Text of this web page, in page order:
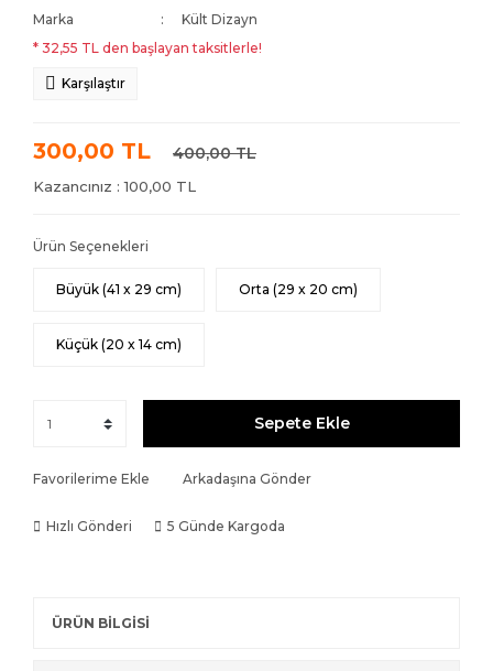
Marka
Kült Dizayn
* 32,55 TL den başlayan taksitlerle!
Karşılaştır
300,00 TL 400,00 TL
Kazancınız : 100,00 TL
Ürün Seçenekleri
Büyük (41 x 29 cm) Orta (29 x 20 cm)
Küçük (20 x 14 cm)
Sepete Ekle
Favorilerime Ekle Arkadaşına Gönder
Hızlı Gönderi 5 Günde Kargoda
ÜRÜN BİLGİSİ